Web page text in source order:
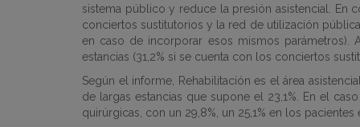
sistema público y reduce la presión asistencial. En
conciertos sustitutorios y la red de utilización
en caso de incorporar esos mismos parámetros).
estancias (31,2% si se cuenta con los conciertos
Según el informe, Rehabilitación es el área
de largas estancias que supone el 23,1%.
En el
quirúrgicas, con un 29,8%, un 25,1% en los